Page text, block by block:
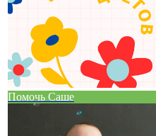
Помочь Саше